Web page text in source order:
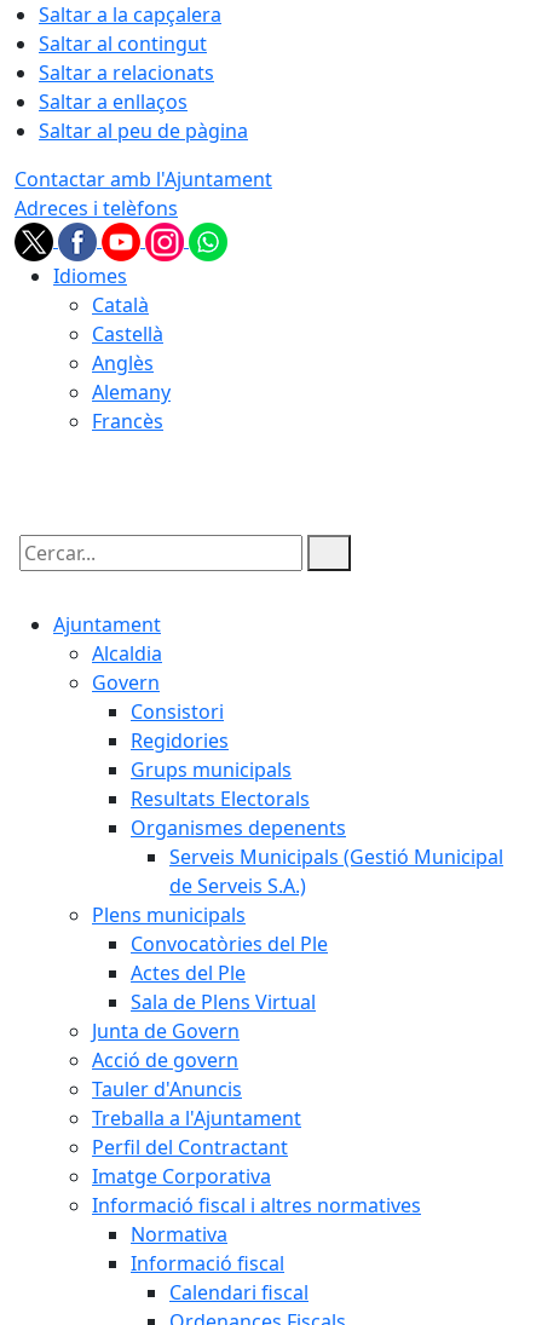
Saltar a la capçalera
Saltar al contingut
Saltar a relacionats
Saltar a enllaços
Saltar al peu de pàgina
Contactar amb l'Ajuntament
Adreces i telèfons
Idiomes
Català
Castellà
Anglès
Alemany
Francès
Cercar:
Ajuntament
Alcaldia
Govern
Consistori
Regidories
Grups municipals
Resultats Electorals
Organismes depenents
Serveis Municipals (Gestió Municipal
de Serveis S.A.)
Plens municipals
Convocatòries del Ple
Actes del Ple
Sala de Plens Virtual
Junta de Govern
Acció de govern
Tauler d'Anuncis
Treballa a l'Ajuntament
Perfil del Contractant
Imatge Corporativa
Informació fiscal i altres normatives
Normativa
Informació fiscal
Calendari fiscal